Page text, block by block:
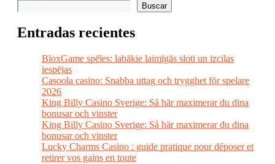
Buscar
Entradas recientes
BloxGame spēles: labākie laimīgās sloti un izcilas
iespējas
Casoola casino: Snabba uttag och trygghet för spelare
2026
King Billy Casino Sverige: Så här maximerar du dina
bonusar och vinster
King Billy Casino Sverige: Så här maximerar du dina
bonusar och vinster
Lucky Charms Casino : guide pratique pour déposer et
retirer vos gains en toute